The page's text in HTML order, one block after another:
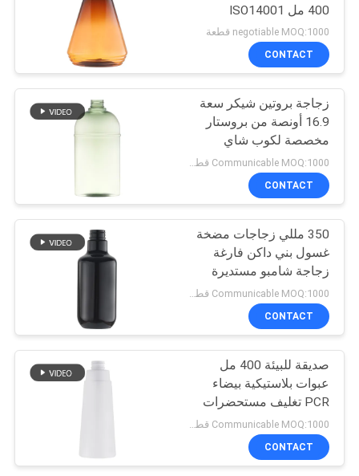
حالات
خريطة
الموقع
PRIVACY
POLICY
مضخة رغوة مطهر
اليد
41
موزع الصابون السائل
31
مضخة رش فوهة
طويلة
13
400 مل ISO14001
negotiable MOQ:1000 قطعة
CONTACT
زجاجة بروتين شيكر سعة
16.9 أونصة من بروستار
مخصصة لكوب شاي
مختلط للجسم ناعم
Communicable MOQ:1000 قطعة
CONTACT
350 مللي زجاجات مضخة
غسول بني داكن فارغة
زجاجة شامبو مستديرة
قابلة لإعادة الملء
CONTACT
صديقة للبيئة 400 مل
عبوات بلاستيكية بيضاء
PCR تغليف مستحضرات
التجميل
CONTACT